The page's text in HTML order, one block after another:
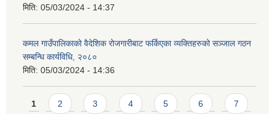
मिति: 05/03/2024 - 14:37
कमल गाउँपालिकाको वैदेशिक रोजगारीबाट फर्किएका व्यक्तिहरुको सञ्जाल गठन
सम्बन्धि कार्यविधि, २०८०
मिति: 05/03/2024 - 14:36
Pages
1 2 3 4 5 6 7